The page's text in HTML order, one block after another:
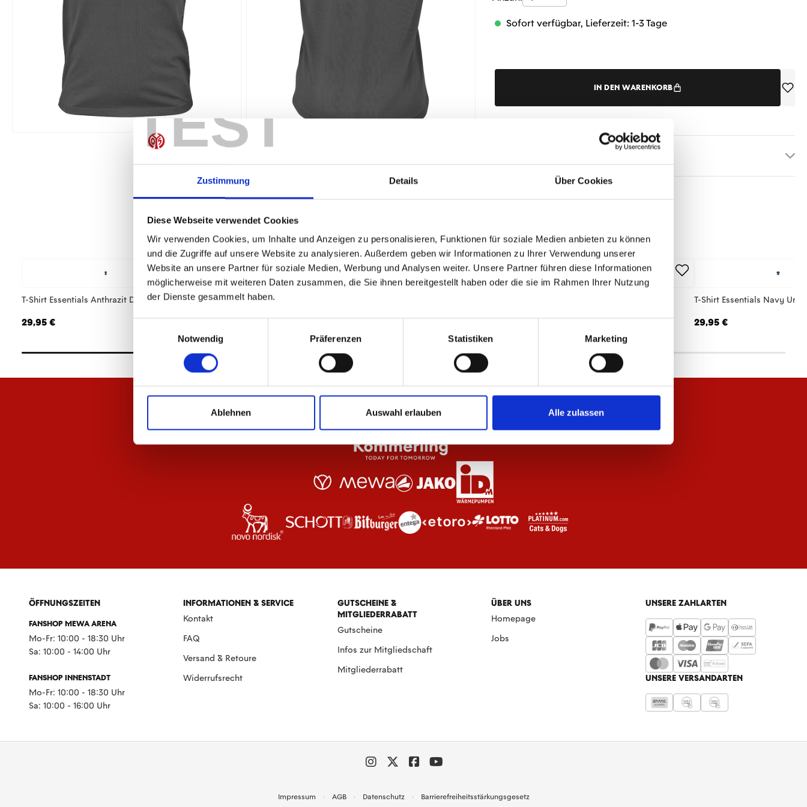
TEST
Zustimmung Details Über Cookies
Diese Webseite verwendet Cookies
Wir verwenden Cookies, um Inhalte und Anzeigen zu personalisieren, Funktionen für soziale Medien anbieten zu können
und die Zugriffe auf unsere Website zu analysieren. Außerdem geben wir Informationen zu Ihrer Verwendung unserer
Website an unsere Partner für soziale Medien, Werbung und Analysen weiter. Unsere Partner führen diese Informationen
möglicherweise mit weiteren Daten zusammen, die Sie ihnen bereitgestellt haben oder die sie im Rahmen Ihrer Nutzung
der Dienste gesammelt haben.
Notwendig
Präferenzen Statistiken Marketing
Ablehnen Auswahl erlauben Alle zulassen
Sofort verfügbar, Lieferzeit: 1-3 Tage
IN DEN WARENKORB
T-Shirt Essentials Anthrazit Damen
29,95 €
T-Shirt Essentials Anthrazit Kinder
24,95 € 64,95 € 69,95 €
T-Shirt Essentials Navy
29,95 €
ÖFFNUNGSZEITEN
FANSHOP MEWA ARENA
Mo-Fr: 10:00 - 18:30 Uhr
Sa: 10:00 - 14:00 Uhr
FANSHOP INNENSTADT
Mo-Fr: 10:00 - 18:30 Uhr
Sa: 10:00 - 16:00 Uhr
INFORMATIONEN & SERVICE
Kontakt
FAQ
Versand & Retoure
Widerrufsrecht
GUTSCHEINE &
MITGLIEDERRABATT
Gutscheine
Infos zur Mitgliedschaft
Mitgliederrabatt
ÜBER UNS
Homepage
Jobs
UNSERE ZAHLARTEN
UNSERE VERSANDARTEN
Impressum AGB Datenschutz Barrierefreiheitsstärkungsgesetz